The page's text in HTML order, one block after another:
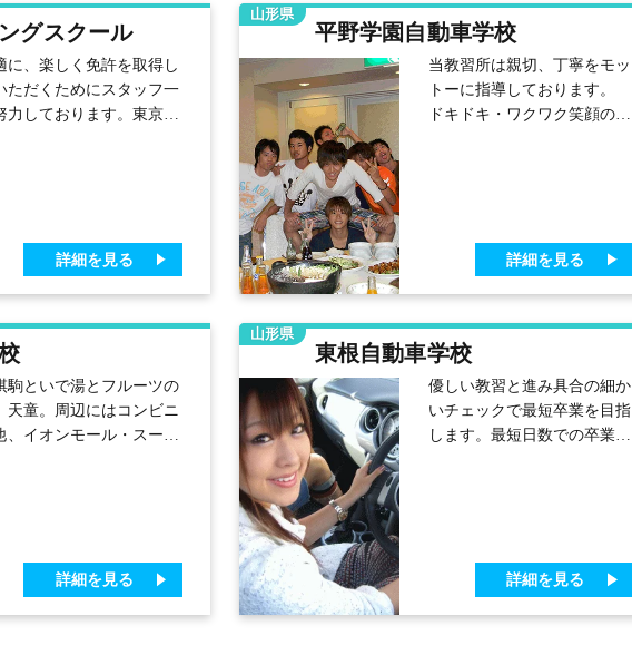
グスクール
に、楽しく免許を取得し
ただくためにスタッフ一
力しております。東京か
詳細を見る
山形県
平野学園自動車学校
当教習所は親切、丁寧をモッ
トーに指導しております。
ドキドキ・ワクワク笑顔の絶
詳細を見る
駒といで湯とフルーツの
天童。周辺にはコンビニ
、イオンモール・スーパ
広い」と大評判。時に
詳細を見る
山形県
東根自動車学校
優しい教習と進み具合の細か
いチェックで最短卒業を目指
します。最短日数での卒業へ
は、さくらんぼ東根駅まで歩
詳細を見る